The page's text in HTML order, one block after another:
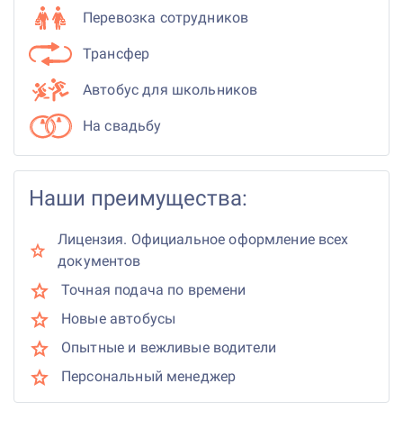
Перевозка сотрудников
Трансфер
Автобус для школьников
На свадьбу
Наши преимущества:
Лицензия. Официальное оформление всех
документов
Точная подача по времени
Новые автобусы
Опытные и вежливые водители
Персональный менеджер